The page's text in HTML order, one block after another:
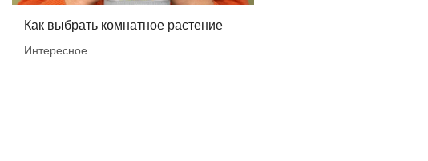
Как выбрать комнатное растение
Интересное